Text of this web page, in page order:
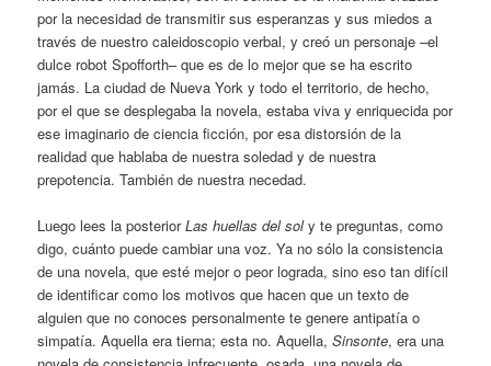
por la necesidad de transmitir sus esperanzas y sus miedos a
través de nuestro caleidoscopio verbal, y creó un personaje –el
dulce robot Spofforth– que es de lo mejor que se ha escrito
jamás. La ciudad de Nueva York y todo el territorio, de hecho,
por el que se desplegaba la novela, estaba viva y enriquecida por
ese imaginario de ciencia ficción, por esa distorsión de la
realidad que hablaba de nuestra soledad y de nuestra
prepotencia. También de nuestra necedad.
Luego lees la posteriorLas huellas del soly te preguntas, como
digo, cuánto puede cambiar una voz. Ya no sólo la consistencia
de una novela, que esté mejor o peor lograda, sino eso tan difícil
de identificar como los motivos que hacen que un texto de
alguien que no conoces personalmente te genere antipatía o
simpatía. Aquella era tierna; esta no. Aquella,Sinsonte, era una